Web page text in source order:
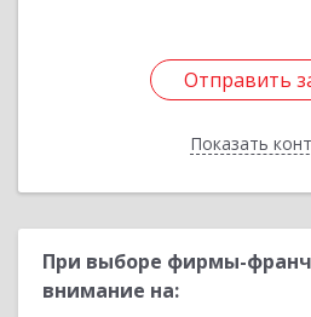
Отправить
Показать
Отправить
Назад
При выборе фирмы-
внимание на: